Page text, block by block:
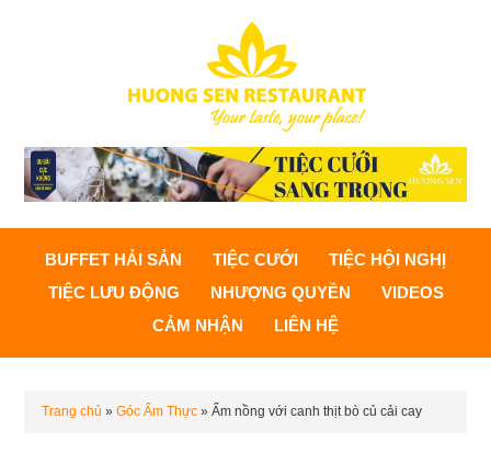
BUFFET HẢI SẢN TIỆC CƯỚI
TIỆC HỘI NGHỊ
TIỆC LƯU ĐỘNG
NHƯỢNG QUYỀN
VIDEOS
CẢM NHẬN
LIÊN HỆ
Trang chủ »Góc Ẩm Thực »Ấm nồng với canh thịt bò củ cải cay